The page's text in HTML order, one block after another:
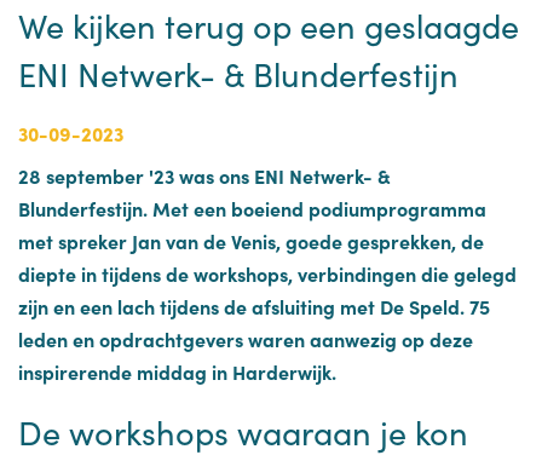
We kijken terug op een geslaagde
ENI Netwerk- & Blunderfestijn
30-09-2023
28 september '23 was ons ENI Netwerk- &
Blunderfestijn. Met een boeiend podiumprogramma
met spreker Jan van de Venis, goede gesprekken, de
diepte in tijdens de workshops, verbindingen die gelegd
zijn en een lach tijdens de afsluiting met De Speld. 75
leden en opdrachtgevers waren aanwezig op deze
inspirerende middag in Harderwijk.
De workshops waaraan je kon